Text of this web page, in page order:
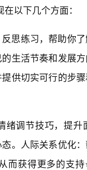
以下几个方面：
思练习，帮助你
生活节奏和发展
供切实可行的步
绪调节技巧，提升
。人际关系优化：
而获得更多的支